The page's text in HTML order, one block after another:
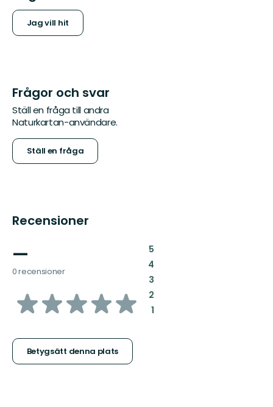
Jag vill hit
Frågor och svar
Ställ en fråga till andra
Naturkartan-användare.
Ställ en fråga
Recensioner
—
0 recensioner
av
stjärnor
Betygsätt denna plats
5:
4:
3:
2:
1: